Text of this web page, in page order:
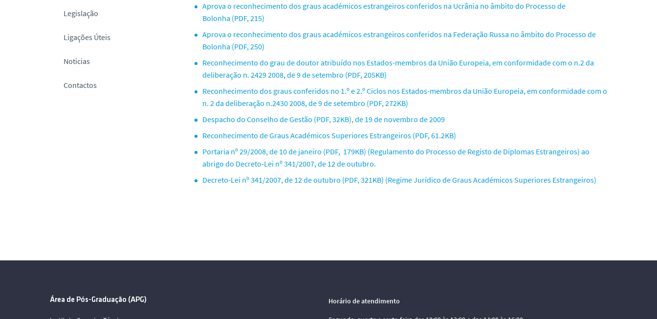
Legislação
Ligações Úteis
Noticias
Contactos
Aprova o reconhecimento dos graus académicos estrangeiros conferidos na Ucrânia no âmbito do Processo de
Bolonha (PDF, 215)
Aprova o reconhecimento dos graus académicos estrangeiros conferidos na Federação Russa no âmbito do Processo de
Bolonha (PDF, 250)
Reconhecimento do grau de doutor atribuído nos Estados-membros da União Europeia, em conformidade com o n.2 da
deliberação n. 2429 2008, de 9 de setembro (PDF, 205KB)
Reconhecimento dos graus conferidos no 1.º e 2.º Ciclos nos Estados-membros da União Europeia, em conformidade com o
n. 2 da deliberação n.2430 2008, de 9 de setembro (PDF, 272KB)
Despacho do Conselho de Gestão (PDF, 32KB), de 19 de novembro de 2009
Reconhecimento de Graus Académicos Superiores Estrangeiros (PDF, 61.2KB)
Portaria nº 29/2008, de 10 de janeiro (PDF, 179KB) (Regulamento do Processo de Registo de Diplomas Estrangeiros) ao
abrigo do Decreto-Lei nº 341/2007, de 12 de outubro.
Decreto-Lei nº 341/2007, de 12 de outubro (PDF, 321KB) (Regime Jurídico de Graus Académicos Superiores Estrangeiros)
Área de Pós-Graduação (APG) Horário de atendimento